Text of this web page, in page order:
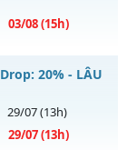
03/08(15h)
ngày
Drop: 20% - LÂU
29/07(13h)
29/07(13h)